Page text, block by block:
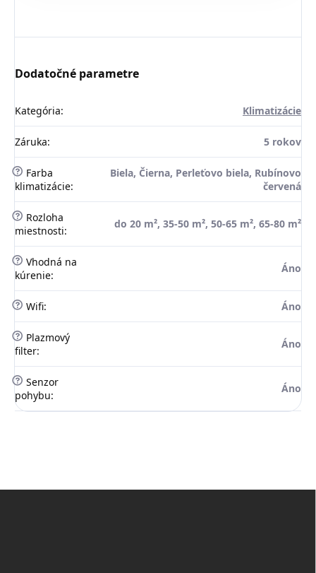
Dodatočné parametre
Kategória: Klimatizácie
Záruka: 5 rokov
? Farba
klimatizácie:
Biela, Čierna, Perleťovo biela, Rubínovo
červená
? Rozloha
miestnosti:
do 20 m², 35-50 m², 50-65 m², 65-80 m²
? Vhodná na
kúrenie:
Áno
? Wifi: Áno
? Plazmový
filter:
Áno
? Senzor
pohybu:
Áno
Z